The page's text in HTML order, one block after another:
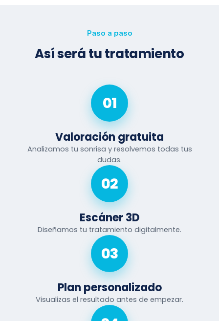
Paso a paso
Así será tu tratamiento
01
Valoración gratuita
Analizamos tu sonrisa y resolvemos todas tus
dudas.
02
Escáner 3D
Diseñamos tu tratamiento digitalmente.
03
Plan personalizado
Visualizas el resultado antes de empezar.